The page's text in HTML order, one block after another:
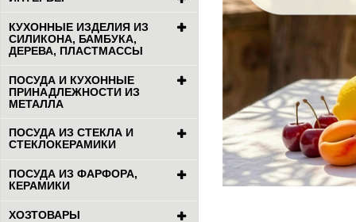
КУХОННЫЕ ИЗДЕЛИЯ ИЗ
СИЛИКОНА, БАМБУКА,
ДЕРЕВА, ПЛАСТМАССЫ
ПОСУДА И КУХОННЫЕ
ПРИНАДЛЕЖНОСТИ ИЗ
МЕТАЛЛА
ПОСУДА ИЗ СТЕКЛА И
СТЕКЛОКЕРАМИКИ
ПОСУДА ИЗ ФАРФОРА,
КЕРАМИКИ
ХОЗТОВАРЫ